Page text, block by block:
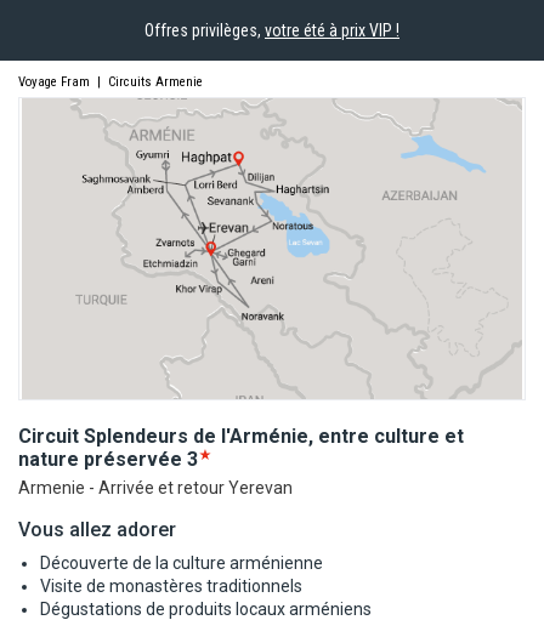
Offres privilèges, votre été à prix VIP !
Voyage Fram | Circuits Armenie
Circuit Splendeurs de l'Arménie, entre culture et
nature préservée 3
Armenie - Arrivée et retour Yerevan
Vous allez adorer
Découverte de la culture arménienne
Visite de monastères traditionnels
Dégustations de produits locaux arméniens